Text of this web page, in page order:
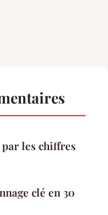
les chiffres
clé en 30